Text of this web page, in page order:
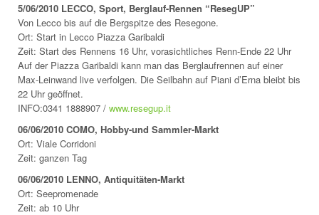
5/06/2010 LECCO, Sport, Berglauf-Rennen “ResegUP”
Von Lecco bis auf die Bergspitze des Resegone.
Ort: Start in Lecco Piazza Garibaldi
Zeit: Start des Rennens 16 Uhr, vorasichtliches Renn-Ende 22 Uhr
Auf der Piazza Garibaldi kann man das Berglaufrennen auf einer
Max-Leinwand live verfolgen. Die Seilbahn auf Piani d’Erna bleibt bis
22 Uhr geöffnet.
INFO:0341 1888907 / www.resegup.it
06/06/2010 COMO, Hobby-und Sammler-Markt
Ort: Viale Corridoni
Zeit: ganzen Tag
06/06/2010 LENNO, Antiquitäten-Markt
Ort: Seepromenade
Zeit: ab 10 Uhr